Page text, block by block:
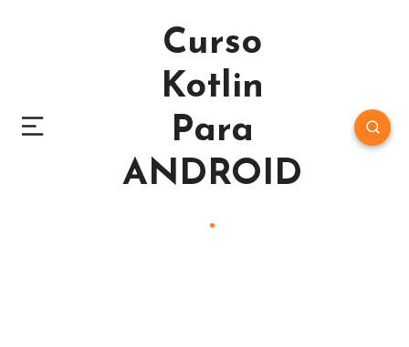
Curso
Kotlin
Para
ANDROID